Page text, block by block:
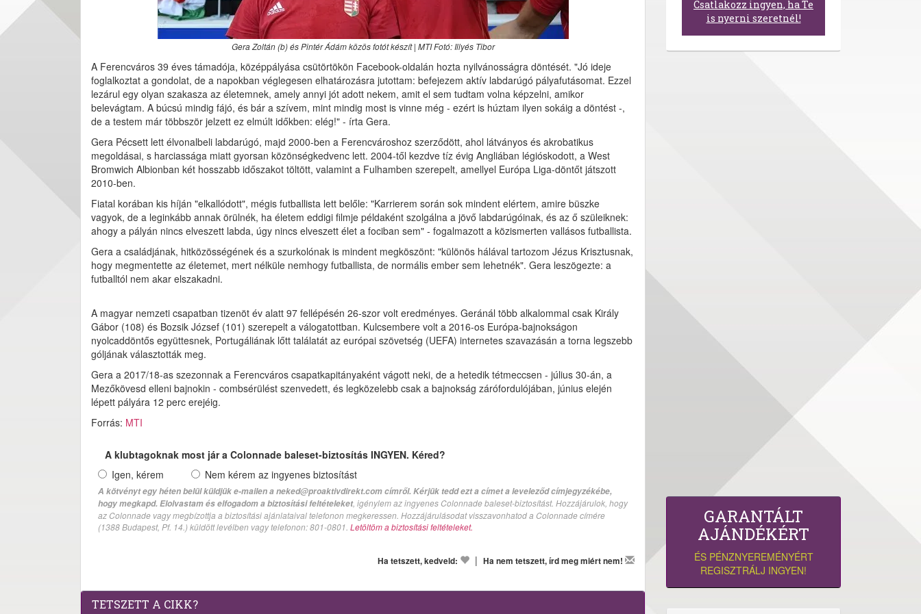
Gera Zoltán (b) és Pintér Ádám közös fotót készít | MTI Fotó: Illyés Tibor
A Ferencváros 39 éves támadója, középpályása csütörtökön Facebook-oldalán hozta nyilvánosságra döntését. "Jó ideje
foglalkoztat a gondolat, de a napokban véglegesen elhatározásra jutottam: befejezem aktív labdarúgó pályafutásomat. Ezzel
lezárul egy olyan szakasza az életemnek, amely annyi jót adott nekem, amit el sem tudtam volna képzelni, amikor
belevágtam. A búcsú mindig fájó, és bár a szívem, mint mindig most is vinne még - ezért is húztam ilyen sokáig a döntést -,
de a testem már többször jelzett ez elmúlt időkben: elég!" - írta Gera.
Gera Pécsett lett élvonalbeli labdarúgó, majd 2000-ben a Ferencvároshoz szerződött, ahol látványos és akrobatikus
megoldásai, s harciassága miatt gyorsan közönségkedvenc lett. 2004-től kezdve tíz évig Angliában légióskodott, a West
Bromwich Albionban két hosszabb időszakot töltött, valamint a Fulhamben szerepelt, amellyel Európa Liga-döntőt játszott
2010-ben.
Fiatal korában kis híján "elkallódott", mégis futballista lett belőle: "Karrierem során sok mindent elértem, amire büszke
vagyok, de a leginkább annak örülnék, ha életem eddigi filmje példaként szolgálna a jövő labdarúgóinak, és az ő szüleiknek:
ahogy a pályán nincs elveszett labda, úgy nincs elveszett élet a fociban sem" - fogalmazott a közismerten vallásos futballista.
Gera a családjának, hitközösségének és a szurkolónak is mindent megköszönt: "különös hálával tartozom Jézus Krisztusnak,
hogy megmentette az életemet, mert nélküle nemhogy futballista, de normális ember sem lehetnék". Gera leszögezte: a
futballtól nem akar elszakadni.
A magyar nemzeti csapatban tizenöt év alatt 97 fellépésén 26-szor volt eredményes. Geránál több alkalommal csak Király
Gábor (108) és Bozsik József (101) szerepelt a válogatottban. Kulcsembere volt a 2016-os Európa-bajnokságon
nyolcaddöntős együttesnek, Portugáliának lőtt találatát az európai szövetség (UEFA) internetes szavazásán a torna legszebb
góljának választották meg.
Gera a 2017/18-as szezonnak a Ferencváros csapatkapitányaként vágott neki, de a hetedik tétmeccsen - július 30-án, a
Mezőkövesd elleni bajnokin - combsérülést szenvedett, és legközelebb csak a bajnokság zárófordulójában, június elején
lépett pályára 12 perc erejéig.
Forrás: MTI
A klubtagoknak most jár a Colonnade baleset-biztosítás INGYEN. Kéred?
Igen, kérem
Nem kérem az ingyenes biztosítást
A kötvényt egy héten belül küldjük e-mailen a neked@proaktivdirekt.com címről. Kérjük tedd ezt a címet a leveleződ címjegyzékébe,
hogy megkapd. Elolvastam és elfogadom a biztosítási feltételeket, igénylem az ingyenes Colonnade baleset-biztosítást. Hozzájárulok, hogy
az Colonnade vagy megbízottja a biztosítási ajánlataival telefonon megkeressen. Hozzájárulásodat visszavonhatod a Colonnade címére
(1388 Budapest, Pf. 14.) küldött levélben vagy telefonon: 801-0801. Letöltöm a biztosítási feltételeket.
Ha tetszett, kedveld: | Ha nem tetszett, írd meg miért nem!
TETSZETT A CIKK?
Csatlakozz ingyen, ha Te
is nyerni szeretnél!
GARANTÁLT
AJÁNDÉKÉRT
ÉS PÉNZNYEREMÉNYÉRT
REGISZTRÁLJ INGYEN!